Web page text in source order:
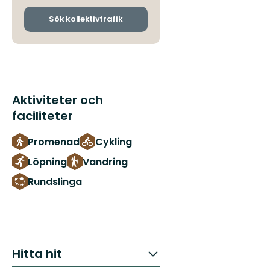
och
Sök kollektivtrafik
Aktiviteter och
faciliteter
Promenad
Cykling
Löpning
Vandring
Rundslinga
Hitta hit